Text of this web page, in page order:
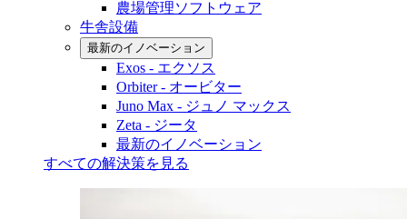
農場管理ソフトウェア
牛舎設備
最新のイノベーション
Exos - エクソス
Orbiter - オービター
Juno Max - ジュノ マックス
Zeta - ジータ
最新のイノベーション
すべての解決策を見る